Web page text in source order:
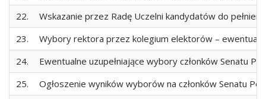
22.
Wskazanie przez Radę Uczelni kandydatów do
23.
Wybory rektora przez kolegium elektorów –
24.
Ewentualne uzupełniające wybory członków Senatu
25.
Ogłoszenie wyników wyborów na członków Senatu